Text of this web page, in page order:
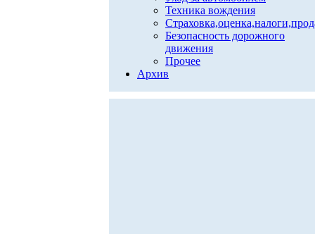
Техника вождения
Безопасность дорожного
движения
Прочее
Архив